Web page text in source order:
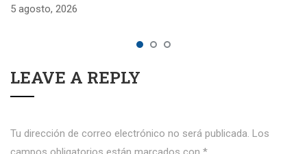
5 agosto, 2026
LEAVE A REPLY
Tu dirección de correo electrónico no será publicada. Los